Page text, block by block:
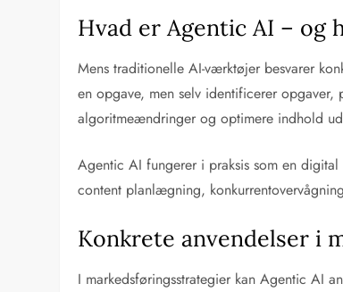
Hvad er Agentic AI – og
Mens traditionelle AI-værktøjer besvarer
en opgave, men selv identificerer
algoritmeændringer og optimere indhold
Agentic AI fungerer i praksis som en
content planlægning,
Konkrete anvendelser i
I markedsføringsstrategier kan Agentic AI